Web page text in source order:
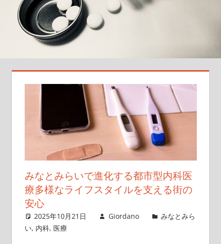
生
活
ー
みなとみらいで進化する都市型内科医
療多様なライフスタイルを支える街の
安心
2025年10月21日 Giordano
みなとみら
い, 内科, 医療